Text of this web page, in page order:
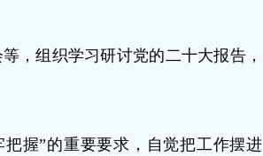
，组织学习研讨党的二十大报告，
握”的重要要求，自觉把工作摆进